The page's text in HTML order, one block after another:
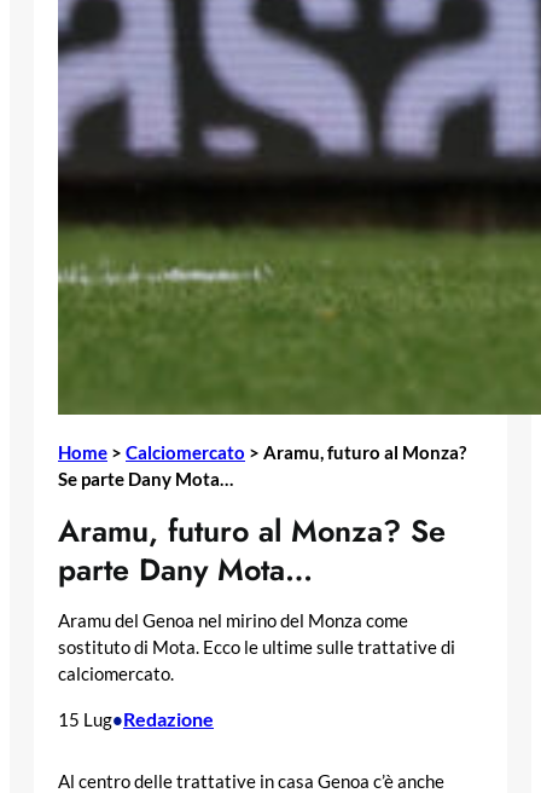
Home > Calciomercato > Aramu, futuro al Monza?
Se parte Dany Mota…
Aramu, futuro al Monza? Se
parte Dany Mota…
Aramu del Genoa nel mirino del Monza come
sostituto di Mota. Ecco le ultime sulle trattative di
calciomercato.
15 Lug•Redazione
Al centro delle trattative in casa Genoa c’è anche